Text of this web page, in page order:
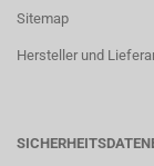
Sitemap
Hersteller und